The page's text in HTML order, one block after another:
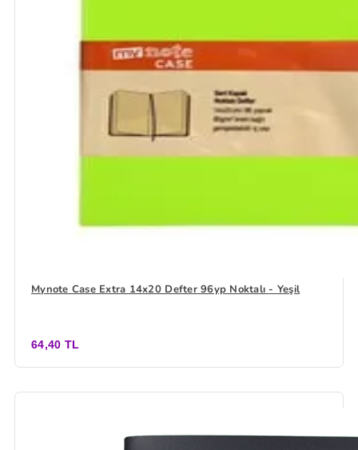
Mynote Case Extra 14x20 Defter 96yp Noktalı - Yeşil
64,40 TL